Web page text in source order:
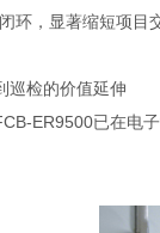
，显著缩短项目
巡检的价值延伸
ER9500已在电